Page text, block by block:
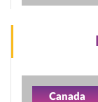
Canada